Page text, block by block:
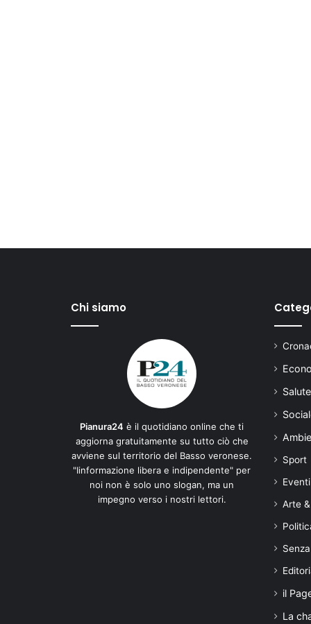
Chi siamo
Pianura24 è il quotidiano online che ti
aggiorna gratuitamente su tutto ciò che
avviene sul territorio del Basso veronese.
"Iinformazione libera e indipendente" per
noi non è solo uno slogan, ma un
impegno verso i nostri lettori.
Salute
Sport
Eventi
Arte
il
La